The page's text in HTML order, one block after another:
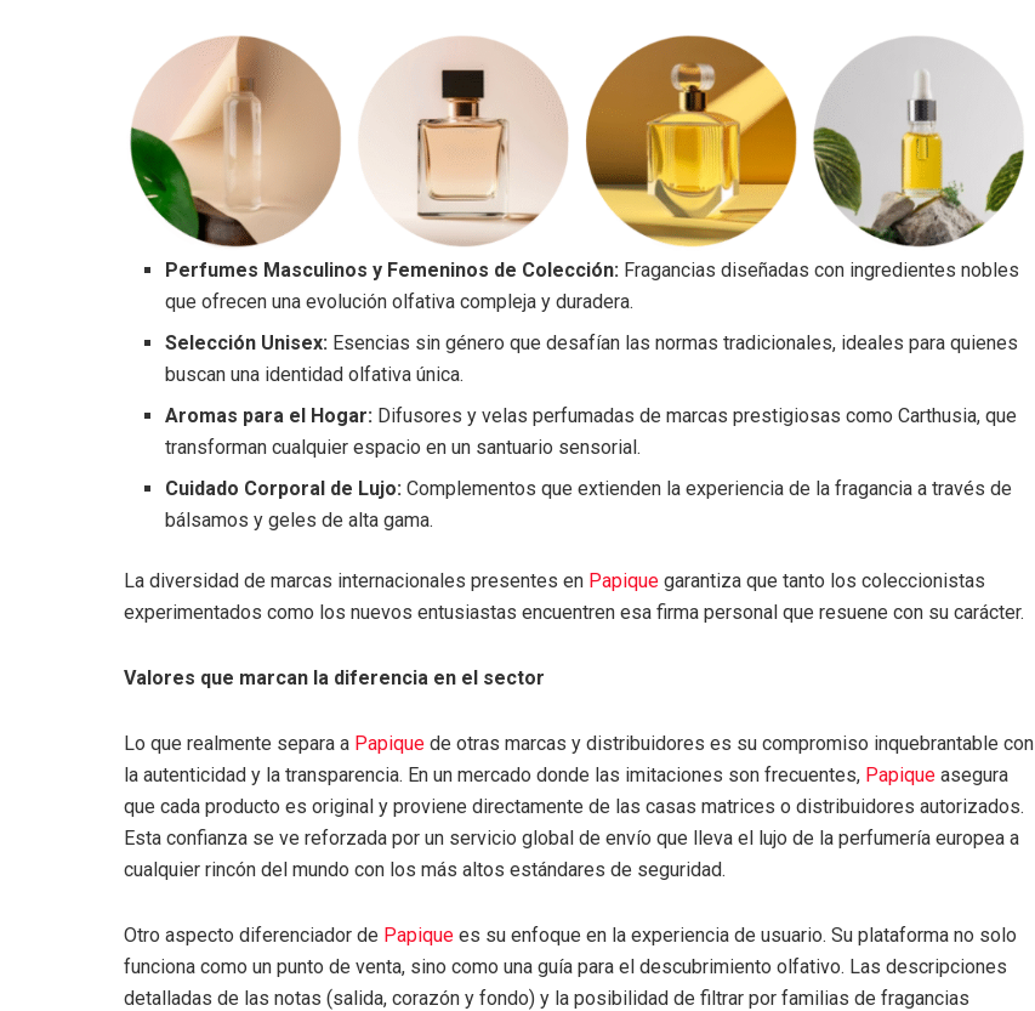
Perfumes Masculinos y Femeninos de Colección: Fragancias diseñadas con ingredientes nobles
que ofrecen una evolución olfativa compleja y duradera.
Selección Unisex: Esencias sin género que desafían las normas tradicionales, ideales para quienes
buscan una identidad olfativa única.
Aromas para el Hogar: Difusores y velas perfumadas de marcas prestigiosas como Carthusia, que
transforman cualquier espacio en un santuario sensorial.
Cuidado Corporal de Lujo: Complementos que extienden la experiencia de la fragancia a través de
bálsamos y geles de alta gama.
La diversidad de marcas internacionales presentes en Papique garantiza que tanto los coleccionistas
experimentados como los nuevos entusiastas encuentren esa firma personal que resuene con su carácter.
Valores que marcan la diferencia en el sector
Lo que realmente separa a Papique de otras marcas y distribuidores es su compromiso inquebrantable con
la autenticidad y la transparencia. En un mercado donde las imitaciones son frecuentes, Papique asegura
que cada producto es original y proviene directamente de las casas matrices o distribuidores autorizados.
Esta confianza se ve reforzada por un servicio global de envío que lleva el lujo de la perfumería europea a
cualquier rincón del mundo con los más altos estándares de seguridad.
Otro aspecto diferenciador de Papique es su enfoque en la experiencia de usuario. Su plataforma no solo
funciona como un punto de venta, sino como una guía para el descubrimiento olfativo. Las descripciones
detalladas de las notas (salida, corazón y fondo) y la posibilidad de filtrar por familias de fragancias